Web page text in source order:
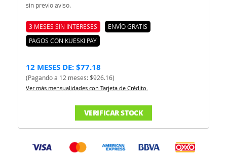
sin previo aviso.
3 MESES SIN INTERESES
ENVÍO GRATIS
PAGOS CON KUESKI PAY
12 MESES DE: $77.18
(Pagando a 12 meses: $926.16)
Ver más mensualidades con Tarjeta de Crédito.
VERIFICAR STOCK